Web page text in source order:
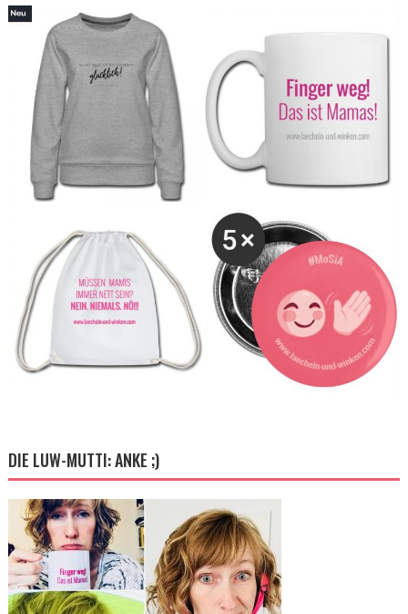
DIE LUW-MUTTI: ANKE ;)